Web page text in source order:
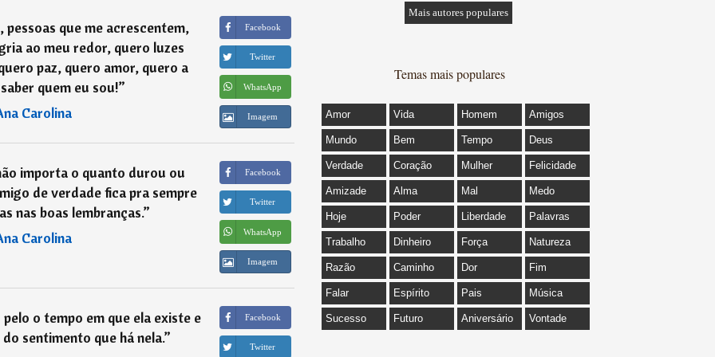
que me acrescentem,
ao meu redor, quero luzes
paz, quero amor, quero a
quem eu sou!”
Carolina
Facebook
Twitter
WhatsApp
Imagem
importa o quanto durou ou
de verdade fica pra sempre
nas boas lembranças.”
Carolina
Facebook
Twitter
WhatsApp
Imagem
o tempo em que ela existe e
sentimento que há nela.”
Facebook
Twitter
Mais autores populares
Temas mais populares
Amor Vida Homem Amigos
Mundo Bem Tempo Deus
Verdade Coração Mulher Felicidade
Amizade Alma Mal Medo
Hoje Poder Liberdade Palavras
Trabalho Dinheiro Força Natureza
Razão Caminho Dor Fim
Falar Espírito Pais Música
Sucesso Futuro Aniversário Vontade